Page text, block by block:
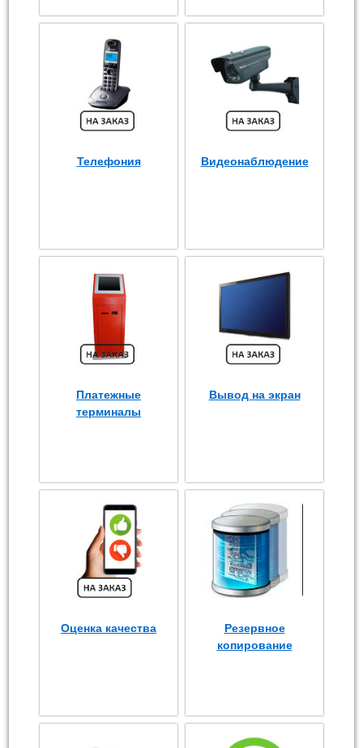
Телефония Видеонаблюдение
Платежные
терминалы
Вывод на экран
Оценка качества
Резервное
копирование